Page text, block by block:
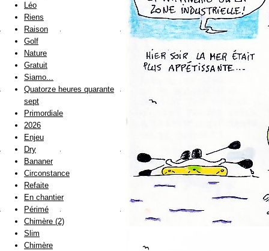
Léo
Riens
Raison
Golf
Nature
Gratuit
Siamo...
Quatorze heures quarante
sept
Primordiale
2026
Enjeu
Dry
Bananer
Circonstance
Refaite
En chantier
Périmé
Chimère (2)
Slim
Chimère